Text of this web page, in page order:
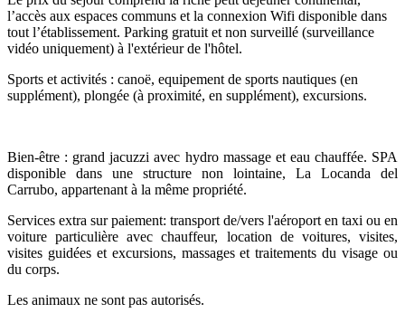
l’accès aux espaces communs et la connexion Wifi disponible dans
tout l’établissement. Parking gratuit et non surveillé (surveillance
vidéo uniquement) à l'extérieur de l'hôtel.
Sports et activités : canoë, equipement de sports nautiques (en
supplément), plongée (à proximité, en supplément), excursions.
Bien-être : grand jacuzzi avec hydro massage et eau chauffée. SPA
disponible dans une structure non lointaine, La Locanda del
Carrubo, appartenant à la même propriété.
Services extra sur paiement: transport de/vers l'aéroport en taxi ou en
voiture particulière avec chauffeur, location de voitures, visites,
visites guidées et excursions, massages et traitements du visage ou
du corps.
Les animaux ne sont pas autorisés.